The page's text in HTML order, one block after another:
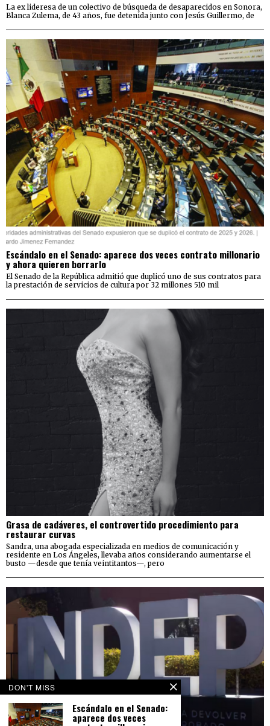
La ex lideresa de un colectivo de búsqueda de desaparecidos en Sonora,
Blanca Zulema, de 43 años, fue detenida junto con Jesús Guillermo, de
Escándalo en el Senado: aparece dos veces contrato millonario
y ahora quieren borrarlo
El Senado de la República admitió que duplicó uno de sus contratos para
la prestación de servicios de cultura por 32 millones 510 mil
Grasa de cadáveres, el controvertido procedimiento para
restaurar curvas
Sandra, una abogada especializada en medios de comunicación y
residente en Los Ángeles, llevaba años considerando aumentarse el
busto —desde que tenía veintitantos—, pero
DON'T MISS
Escándalo en el Senado:
aparece dos veces